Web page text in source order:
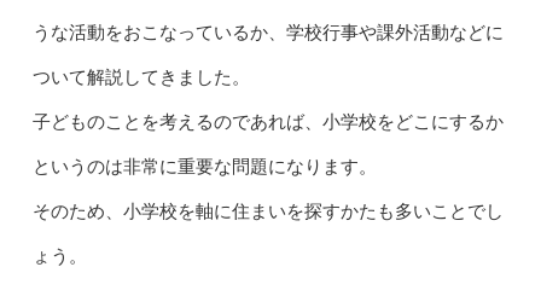
うな活動をおこなっているか、学校行事や課外活動などに
ついて解説してきました。
子どものことを考えるのであれば、小学校をどこにするか
というのは非常に重要な問題になります。
そのため、小学校を軸に住まいを探すかたも多いことでし
ょう。